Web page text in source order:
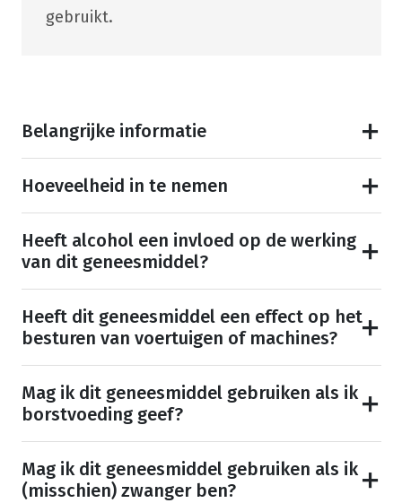
gebruikt.
Belangrijke informatie
Hoeveelheid in te nemen
Heeft alcohol een invloed op de werking
van dit geneesmiddel?
Heeft dit geneesmiddel een effect op het
besturen van voertuigen of machines?
Mag ik dit geneesmiddel gebruiken als ik
borstvoeding geef?
Mag ik dit geneesmiddel gebruiken als ik
(misschien) zwanger ben?